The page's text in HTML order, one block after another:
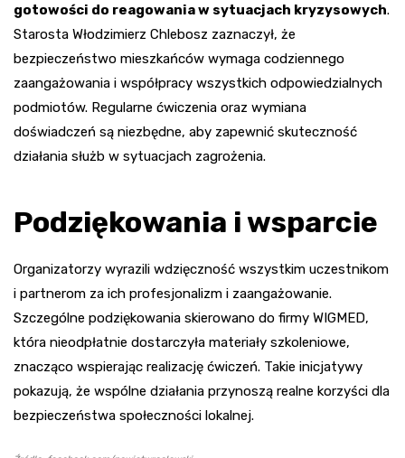
gotowości do reagowania w sytuacjach kryzysowych.
Starosta Włodzimierz Chlebosz zaznaczył, że
bezpieczeństwo mieszkańców wymaga codziennego
zaangażowania i współpracy wszystkich odpowiedzialnych
podmiotów. Regularne ćwiczenia oraz wymiana
doświadczeń są niezbędne, aby zapewnić skuteczność
działania służb w sytuacjach zagrożenia.
Podziękowania i wsparcie
Organizatorzy wyrazili wdzięczność wszystkim uczestnikom
i partnerom za ich profesjonalizm i zaangażowanie.
Szczególne podziękowania skierowano do firmy WIGMED,
która nieodpłatnie dostarczyła materiały szkoleniowe,
znacząco wspierając realizację ćwiczeń. Takie inicjatywy
pokazują, że wspólne działania przynoszą realne korzyści dla
bezpieczeństwa społeczności lokalnej.